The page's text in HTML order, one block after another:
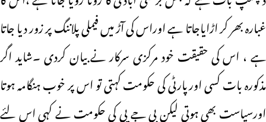
غبارہ بھر کر اڑایاجاتا ہے اوراس کی آڑ میں فیملی پلاننگ پر زور دیا جاتا
ہے ، اس کی حقیقت خود مرکزی سرکار نے بیان کردی ۔شاید اگر
مذکورہ بات کسی اورپارٹی کی حکومت کہتی تو اس پر خوب ہنگامہ ہوتا
اورسیاست بھی ہوتی لیکن بی جے پی کی حکومت نے کہی اس لئے